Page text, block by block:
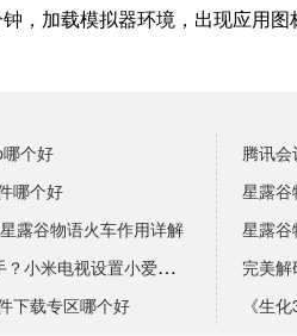
，加载模拟器环境，出现应用图
个好
腾讯
哪个好
露谷物语火车作用详解 星露谷
小米电视在哪开启小爱语音助手？小米电视设置小爱同学方
完美
下载专区哪个好
《生